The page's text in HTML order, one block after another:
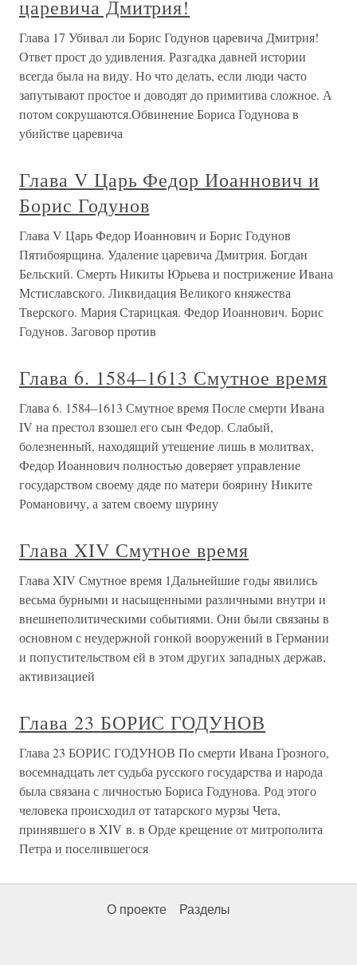
царевича Дмитрия!
Глава 17 Убивал ли Борис Годунов царевича Дмитрия!
Ответ прост до удивления. Разгадка давней истории
всегда была на виду. Но что делать, если люди часто
запутывают простое и доводят до примитива сложное. А
потом сокрушаются.Обвинение Бориса Годунова в
убийстве царевича
Глава V Царь Федор Иоаннович и
Борис Годунов
Глава V Царь Федор Иоаннович и Борис Годунов
Пятибоярщина. Удаление царевича Дмитрия. Богдан
Бельский. Смерть Никиты Юрьева и пострижение Ивана
Мстиславского. Ликвидация Великого княжества
Тверского. Мария Старицкая. Федор Иоаннович. Борис
Годунов. Заговор против
Глава 6. 1584–1613 Смутное время
Глава 6. 1584–1613 Смутное время После смерти Ивана
IV на престол взошел его сын Федор. Слабый,
болезненный, находящий утешение лишь в молитвах,
Федор Иоаннович полностью доверяет управление
государством своему дяде по матери боярину Никите
Романовичу, а затем своему шурину
Глава XIV Смутное время
Глава XIV Смутное время 1Дальнейшие годы явились
весьма бурными и насыщенными различными внутри и
внешнеполитическими событиями. Они были связаны в
основном с неудержной гонкой вооружений в Германии
и попустительством ей в этом других западных держав,
активизацией
Глава 23 БОРИС ГОДУНОВ
Глава 23 БОРИС ГОДУНОВ По смерти Ивана Грозного,
восемнадцать лет судьба русского государства и народа
была связана с личностью Бориса Годунова. Род этого
человека происходил от татарского мурзы Чета,
принявшего в XIV в. в Орде крещение от митрополита
Петра и поселившегося
О проекте Разделы